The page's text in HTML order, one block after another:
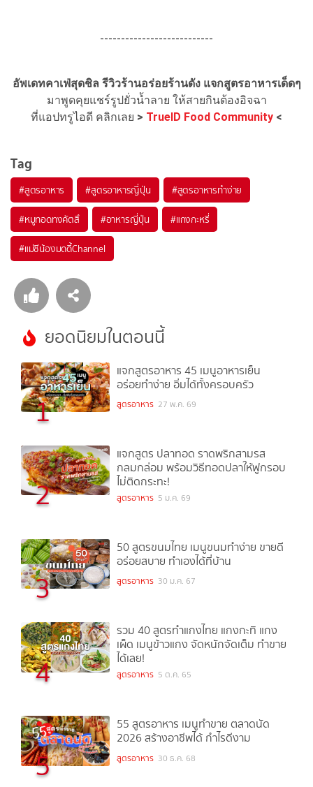
---------------------------
อัพเดทคาเฟ่สุดชิล รีวิวร้านอร่อยร้านดัง แจกสูตรอาหารเด็ดๆ
มาพูดคุยแชร์รูปยั่วน้ำลาย ให้สายกินต้องอิจฉา
ที่แอปทรูไอดี คลิกเลย > TrueID Food Community <
Tag
#สูตรอาหาร #สูตรอาหารญี่ปุ่น #สูตรอาหารทำง่าย
#หมูทอดทงคัตสึ #อาหารญี่ปุ่น #แกงกะหรี่
#แม่ซีน้องมดดี้Channel
ยอดนิยมในตอนนี้
1
แจกสูตรอาหาร 45 เมนูอาหารเย็น
อร่อยทำง่าย อิ่มได้ทั้งครอบครัว
สูตรอาหาร 27 พ.ค. 69
2
แจกสูตร ปลาทอด ราดพริกสามรส
กลมกล่อม พร้อมวิธีทอดปลาให้ฟูกรอบ
ไม่ติดกระทะ!
สูตรอาหาร 5 ม.ค. 69
3
50 สูตรขนมไทย เมนูขนมทำง่าย ขายดี
อร่อยสบาย ทำเองได้ที่บ้าน
สูตรอาหาร 30 ม.ค. 67
4
รวม 40 สูตรทำแกงไทย แกงกะทิ แกง
เผ็ด เมนูข้าวแกง จัดหนักจัดเต็ม ทำขาย
ได้เลย!
สูตรอาหาร 5 ต.ค. 65
5
55 สูตรอาหาร เมนูทำขาย ตลาดนัด
2026 สร้างอาชีพได้ กำไรดีงาม
สูตรอาหาร 30 ธ.ค. 68